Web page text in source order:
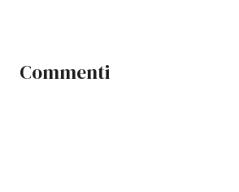
Commenti